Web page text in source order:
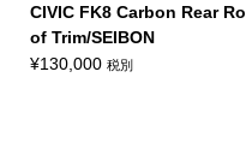
CIVIC FK8 Carbon Rear Ro
of Trim/SEIBON
¥130,000 税別